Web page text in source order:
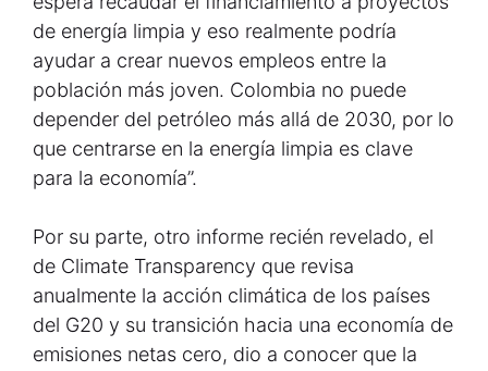
de energía limpia y eso realmente podría
ayudar a crear nuevos empleos entre la
población más joven. Colombia no puede
depender del petróleo más allá de 2030, por lo
que centrarse en la energía limpia es clave
para la economía”.
Por su parte, otro informe recién revelado, el
de Climate Transparency que revisa
anualmente la acción climática de los países
del G20 y su transición hacia una economía de
emisiones netas cero, dio a conocer que la